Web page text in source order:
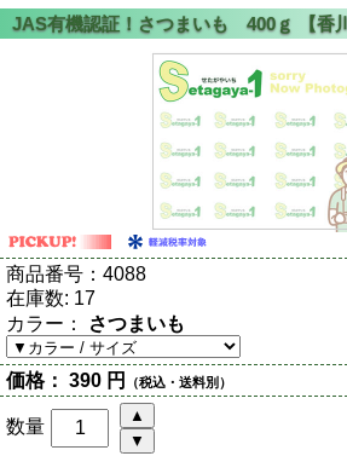
商品番号： 4088
在庫数: 17
カラー： さつまいも
価格： 390 円 （税込・送料別）
数量